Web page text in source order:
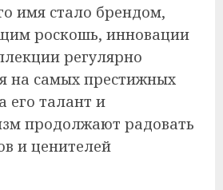
имя стало брендом,
роскошь, инновации
регулярно
на самых престижных
его талант и
продолжают радовать
и ценителей